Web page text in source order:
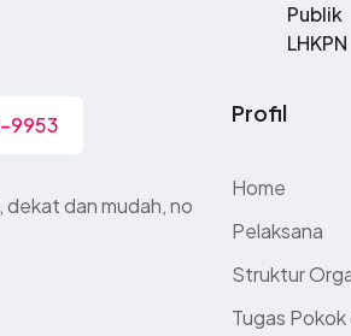
Publik
LHKPN
9953
dan mudah, no
Profil
Home
Pelaksana
Struktur
Tugas Pokok